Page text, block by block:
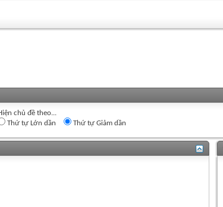
chủ đề theo...
Thứ tự Lớn dần
Thứ tự Giảm dần